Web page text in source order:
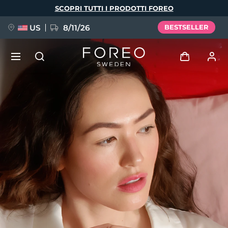
SCOPRI TUTTI I PRODOTTI FOREO
US 8/11/26 BESTSELLER
Accedi
Profilo utente
I miei dispositivi
I miei ordini
I miei indirizzi
I miei abbonamenti
FAQ™ Pure Beauty-Tech Elixir
BREAKING NEWS
issa™ Teeth Whitening Set
Lingua
English Deutsch
Español
Français
Português
Polski
Svenska
Русский
Türkçe
简体中文 繁體中文